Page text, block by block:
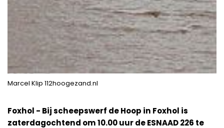
Marcel Klip 112hoogezand.nl
Foxhol - Bij scheepswerf de Hoop in Foxhol is
zaterdagochtend om 10.00 uur de ESNAAD 226 te